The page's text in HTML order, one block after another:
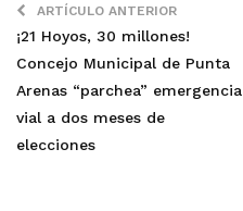
ARTÍCULO ANTERIOR
¡21 Hoyos, 30 millones!
Concejo Municipal de Punta
Arenas “parchea” emergencia
vial a dos meses de
elecciones